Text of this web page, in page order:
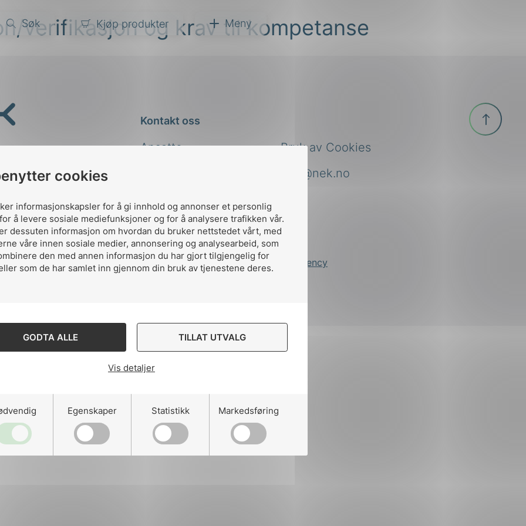
cookies
informasjonskapsler for å gi innhold og annonser et personlig
å levere sosiale mediefunksjoner og for å analysere trafikken vår.
dessuten informasjon om hvordan du bruker nettstedet vårt, med
våre innen sosiale medier, annonsering og analysearbeid, som
den med annen informasjon du har gjort tilgjengelig for
som de har samlet inn gjennom din bruk av tjenestene deres.
GODTA ALLE TILLAT UTVALG
Vis detaljer
Egenskaper Statistikk Markedsføring
Søk Kjøp produkter Meny
verifikasjon og krav til kompetanse
Kontakt oss
Ansatte
nek@nek.no
Bruk av Cookies
Designed and developed by Stem Agency
Til
toppen